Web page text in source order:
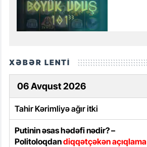
XƏBƏR LENTİ
06 Avqust 2026
Tahir Kərimliyə ağır itki
Putinin əsas hədəfi nədir? –
Politoloqdandiqqətçəkən açıqlama